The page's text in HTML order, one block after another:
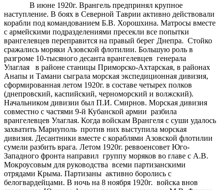
В июне 1920г. Врангель предпринял крупное
наступление. В боях в Северной Таврии активно действовали
корабли под командованием Б.В. Хорошхина. Матросы вместе
с армейскими подразделениями пресекли все попытки
врангелевцев переправится на правый берег Днепра. Стойко
сражались моряки Азовской флотилии. Большую роль в
разгроме 10-тысяного десанта врангелевцев генерала
Улаглая в районе станицы Приморско-Ахтарская, в районах
Анапы и Тамани сыграла морская экспедиционная дивизия,
сформированная летом 1920г. в составе четырех полков
(днепровский, каспийский, черноморский и волжский).
Начальником дивизии был П.И. Смирнов. Морская дивизия
совместно с частями 9-й Кубанской армии разбила
врангелевцев Улаглая. Когда войскам Врангеля с суши удалось
захватить Мариуполь против них выступила морская
дивизия. Десантники вместе с кораблями Азовской флотилии
сумели разбить врага. Летом 1920г. реввоенсовет Юго-
Западного фронта направил группу моряков во главе с А.В.
Мокроусовым для руководства всеми партизанскими
отрядами Крыма. Партизаны активно боролись с
белогвардейцами. В ночь на 8 ноября 1920г. войска внов